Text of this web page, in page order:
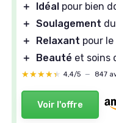
＋
Idéal pour bien
＋ Soulagement
＋
Relaxant pour le
＋
Beauté et soins
★★★★★
★★★★★ 4,4/5 — 847
Voir l'offre